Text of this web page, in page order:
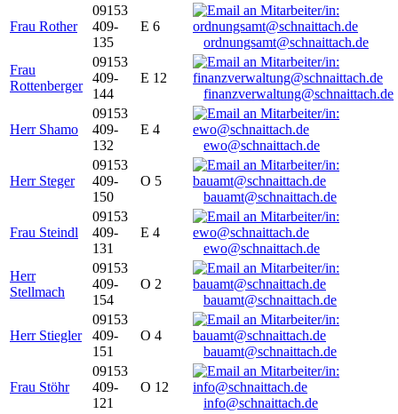
Frau Rother
09153
409-
135
E 6
ordnungsamt@schnaittach.de
Frau
Rottenberger
09153
409-
144
E 12
finanzverwaltung@schnaittach.de
Herr Shamo
09153
409-
132
E 4
ewo@schnaittach.de
Herr Steger
09153
409-
150
O 5
bauamt@schnaittach.de
Frau Steindl
09153
409-
131
E 4
ewo@schnaittach.de
Herr
Stellmach
09153
409-
154
O 2
bauamt@schnaittach.de
Herr Stiegler
09153
409-
151
O 4
bauamt@schnaittach.de
Frau Stöhr
09153
409-
121
O 12
info@schnaittach.de